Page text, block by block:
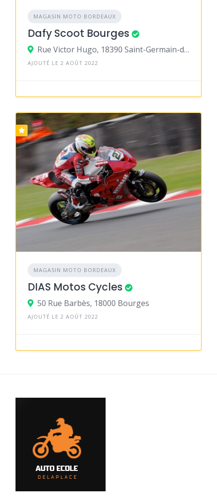
MAGASIN MOTO BORDEAUX
Dafy Scoot Bourges
Rue Victor Hugo, 18390 Saint-Germain-du-Puy
AJOUTÉ LE 2 AOÛT 2022
MAGASIN MOTO BORDEAUX
DIAS Motos Cycles
50 Rue Barbès, 18000 Bourges
AJOUTÉ LE 2 AOÛT 2022